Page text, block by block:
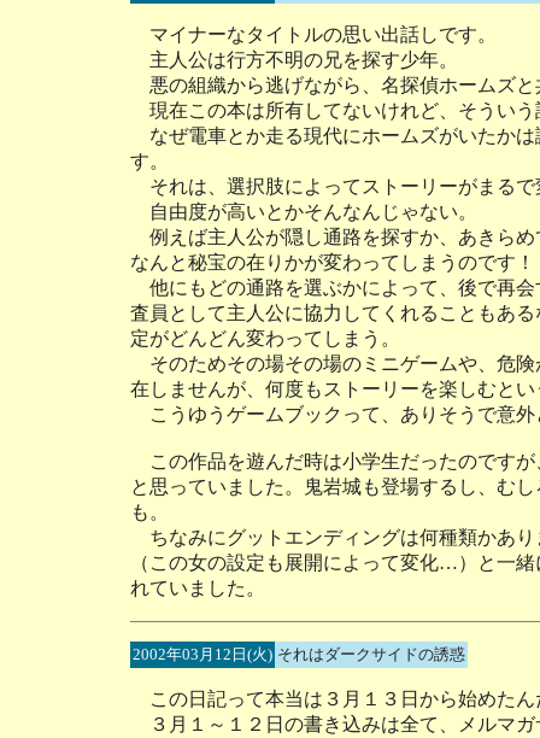
マイナーなタイトルの思い出話しです。
主人公は行方不明の兄を探す少年。
悪の組織から逃げながら、名探偵ホームズ
現在この本は所有してないけれど、そういう
なぜ電車とか走る現代にホームズがいたか
す。
それは、選択肢によってストーリーがまるで
自由度が高いとかそんなんじゃない。
例えば主人公が隠し通路を探すか、あきら
なんと秘宝の在りかが変わってしまうのです！
他にもどの通路を選ぶかによって、後で再
査員として主人公に協力してくれることもあ
定がどんどん変わってしまう。
そのためその場その場のミニゲームや、危
在しませんが、何度もストーリーを楽しむと
こうゆうゲームブックって、ありそうで意外
この作品を遊んだ時は小学生だったのです
と思っていました。鬼岩城も登場するし、む
も。
ちなみにグットエンディングは何種類かあ
（この女の設定も展開によって変化…）と一
れていました。
2002年03月12日(火) それはダークサイドの誘惑
この日記って本当は３月１３日から始めたん
３月１～１２日の書き込みは全て、メルマ